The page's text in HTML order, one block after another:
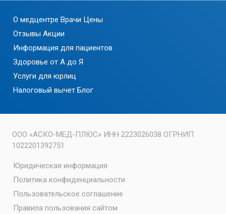
О медцентре Врачи Цены
Отзывы Акции
Информация для пациентов
Здоровье от А до Я
Услуги для юрлиц
Налоговый вычет Блог
ООО «АСКО-МЕД-ПЛЮС» ИНН 2223026038 ОГРНИП
1022201392751
Юридическая информация
Политика конфиденциальности
Пользовательское соглашение
Правила пользования сайтом